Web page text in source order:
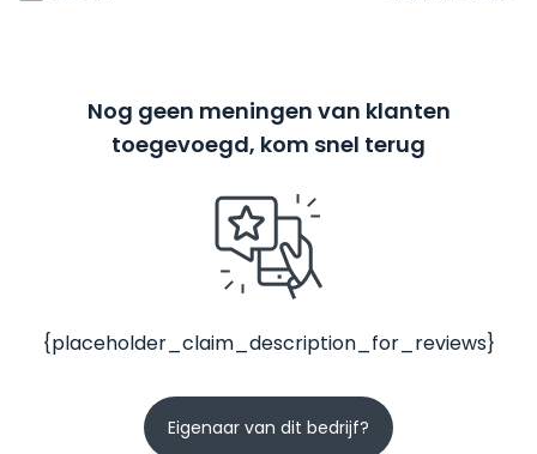
Nog geen meningen van klanten
toegevoegd, kom snel terug
{placeholder_claim_description_for_reviews}
Eigenaar van dit bedrijf?